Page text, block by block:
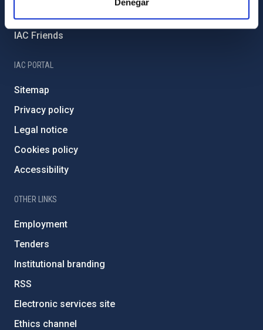
Severo Ochoa Programme
IAC Friends
IAC PORTAL
Sitemap
Privacy policy
Legal notice
Cookies policy
Accessibility
OTHER LINKS
Employment
Tenders
Institutional branding
RSS
Electronic services site
Ethics channel